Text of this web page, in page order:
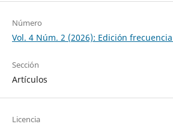
Número
Vol. 4 Núm. 2 (2026): Edición
Sección
Artículos
Licencia